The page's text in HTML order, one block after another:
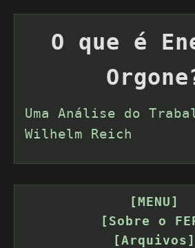
O que é
Uma Análise do
Wilhelm Reich
[MENU]
[Sobre o
[Arquivos]